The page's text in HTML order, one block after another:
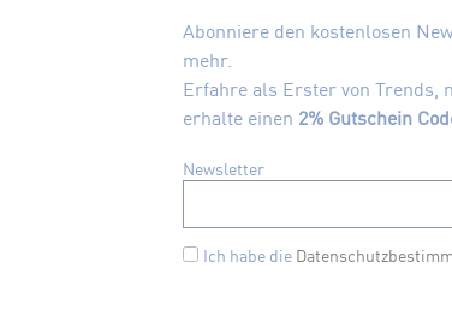
Abonniere den kostenlosen
mehr.
Erfahre als Erster von Trends,
erhalte einen 2% Gutschein
Newsletter
Ich habe die